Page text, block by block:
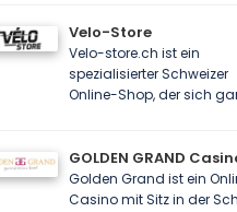
Velo-Store
Velo-store.ch ist ein
spezialisierter Schweizer
Online-Shop, der sich
GOLDEN GRAND
Golden Grand ist ein
Casino mit Sitz in der